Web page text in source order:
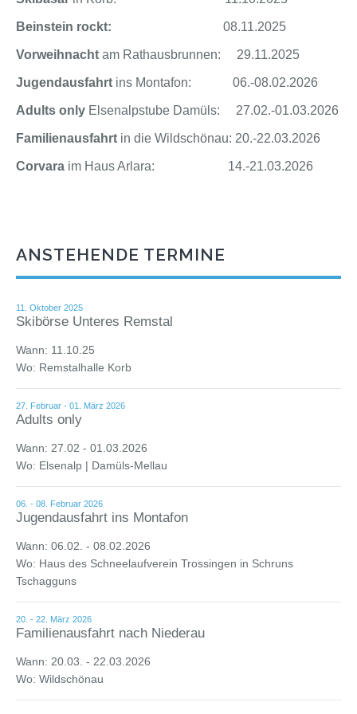
Beinstein rockt: 08.11.2025
Vorweihnacht am Rathausbrunnen: 29.11.2025
Jugendausfahrt ins Montafon: 06.-08.02.2026
Adults only Elsenalpstube Damüls: 27.02.-01.03.2026
Familienausfahrt in die Wildschönau: 20.-22.03.2026
Corvara im Haus Arlara: 14.-21.03.2026
ANSTEHENDE TERMINE
11. Oktober 2025
Skibörse Unteres Remstal
Wann: 11.10.25
Wo: Remstalhalle Korb
27. Februar - 01. März 2026
Adults only
Wann: 27.02 - 01.03.2026
Wo: Elsenalp | Damüls-Mellau
06. - 08. Februar 2026
Jugendausfahrt ins Montafon
Wann: 06.02. - 08.02.2026
Wo: Haus des Schneelaufverein Trossingen in Schruns
Tschagguns
20. - 22. März 2026
Familienausfahrt nach Niederau
Wann: 20.03. - 22.03.2026
Wo: Wildschönau